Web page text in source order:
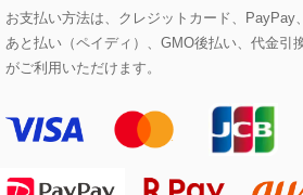
eur3
Maison de CINQ
MK MICHEL KLEIN BAG
HIROKO KOSHINO
セットアップワンピース
ステンカラーコート
ライダースジャケット
ヘアアクセサリー
ハンカチ・バンダナ
ブローチ・コサージュ
ボストンバッグ
バックパック・リュック
スニーカー
フラットシューズ
ローズ
カサブランカ・カラー
お支払い方法は、クレジットカード、PayPay
あと払い（ペイディ）、GMO後払い、代金引
がご利用いただけます。